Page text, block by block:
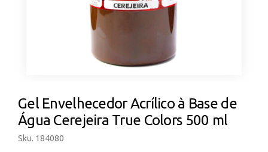
Gel Envelhecedor Acrílico à Base de
Água Cerejeira True Colors 500 ml
Sku. 184080